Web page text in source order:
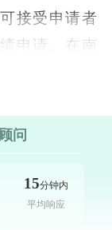
接受申请者
申请。在南
界上一些著
、悉尼大学
的一本分数
。
国家和地
问
15分钟内
平均响应